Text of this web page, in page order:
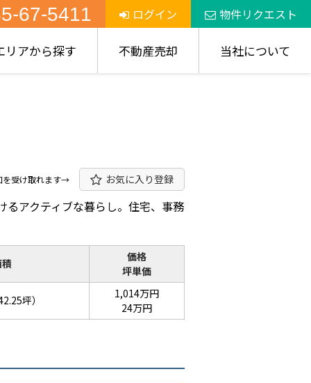
67-5411 ログイン 物件リクエスト
リアから探す 不動産売却 当社について
を受け取れます→ お気に入り登録
アクティブな暮らし。住宅、事務
価格
坪単価
坪）
1,014万円
24万円